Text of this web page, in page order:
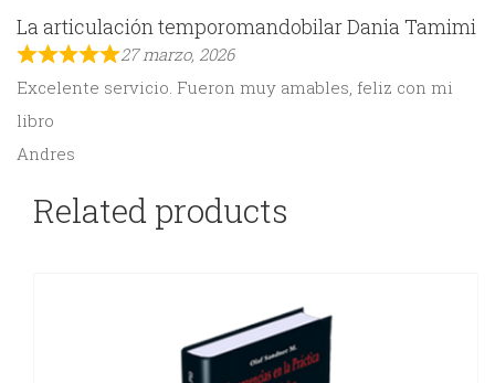
La articulación temporomandobilar Dania Tamimi
27 marzo, 2026
Excelente servicio. Fueron muy amables, feliz con mi
libro
Andres
Related products